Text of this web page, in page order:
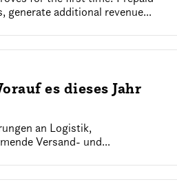
generate additional revenue...
es dieses Jahr
an Logistik,
Versand- und...